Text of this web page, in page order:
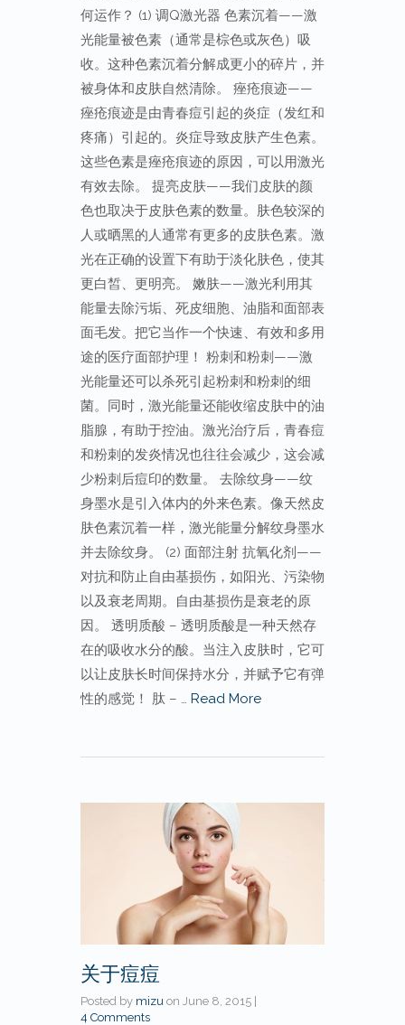
何运作？ (1) 调Q激光器 色素沉着——激
光能量被色素（通常是棕色或灰色）吸
收。这种色素沉着分解成更小的碎片，并
被身体和皮肤自然清除。 痤疮痕迹——
痤疮痕迹是由青春痘引起的炎症（发红和
疼痛）引起的。炎症导致皮肤产生色素。
这些色素是痤疮痕迹的原因，可以用激光
有效去除。 提亮皮肤——我们皮肤的颜
色也取决于皮肤色素的数量。肤色较深的
人或晒黑的人通常有更多的皮肤色素。激
光在正确的设置下有助于淡化肤色，使其
更白皙、更明亮。 嫩肤——激光利用其
能量去除污垢、死皮细胞、油脂和面部表
面毛发。把它当作一个快速、有效和多用
途的医疗面部护理！ 粉刺和粉刺——激
光能量还可以杀死引起粉刺和粉刺的细
菌。同时，激光能量还能收缩皮肤中的油
脂腺，有助于控油。激光治疗后，青春痘
和粉刺的发炎情况也往往会减少，这会减
少粉刺后痘印的数量。 去除纹身——纹
身墨水是引入体内的外来色素。像天然皮
肤色素沉着一样，激光能量分解纹身墨水
并去除纹身。 (2) 面部注射 抗氧化剂——
对抗和防止自由基损伤，如阳光、污染物
以及衰老周期。自由基损伤是衰老的原
因。 透明质酸 – 透明质酸是一种天然存
在的吸收水分的酸。当注入皮肤时，它可
以让皮肤长时间保持水分，并赋予它有弹
性的感觉！ 肽 – … Read More
关于痘痘
Posted by mizu on June 8, 2015
4 Comments